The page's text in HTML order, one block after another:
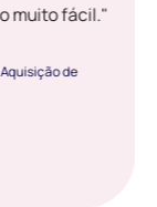
muito fácil."
de